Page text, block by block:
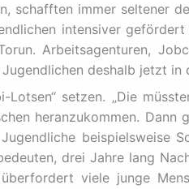
schafften immer seltener
intensiver
Arbeitsagenturen,
deshalb jetzt in
Lotsen“ setzen. „Die
heranzukommen.
beispielsweise
drei Jahre lang
viele junge